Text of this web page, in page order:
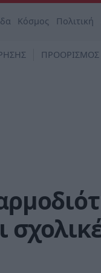
Κόσμος Πολιτική
ΠΡΟΟΡΙΣΜΟΣ